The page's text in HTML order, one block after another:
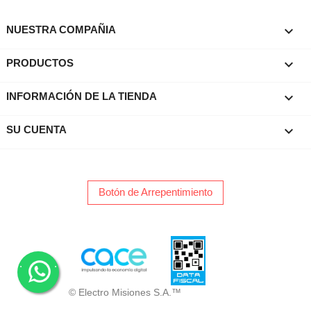
NUESTRA COMPAÑIA 
PRODUCTOS 
INFORMACIÓN DE LA TIENDA keyboard_arrow_down
SU CUENTA 
Botón de Arrepentimiento
© Electro Misiones S.A.™
. .